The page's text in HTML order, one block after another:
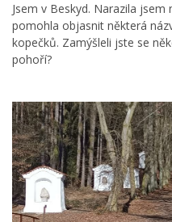
Jsem v Beskyd. Narazila
pomohla objasnit některá
kopečků. Zamýšleli jste se
pohoří?